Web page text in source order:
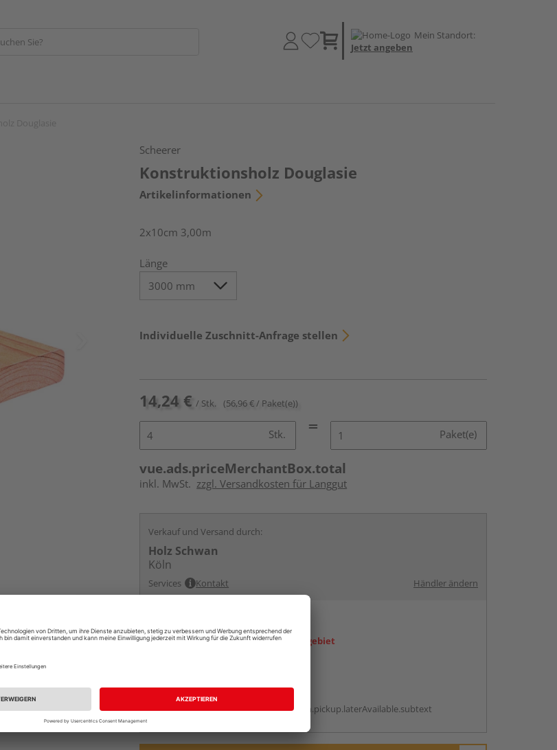
Mein Standort:
Jetzt angeben
Scheerer
Konstruktionsholz Douglasie
Artikelinformationen
2x10cm 3,00m
Länge
Individuelle Zuschnitt-Anfrage stellen
14,24 € / Stk. (56,96 € / Paket(e))
Stk. Paket(e)
vue.ads.priceMerchantBox.total
inkl. MwSt. zzgl. Versandkosten für Langgut
Verkauf und Versand durch:
Holz Schwan
Köln
Services Kontakt Händler ändern
Ihr Standort ist nicht im Liefergebiet
Auf Vorbestellung:
vue.ads.priceMerchantBox.option.pickup.laterAvailable.subtext